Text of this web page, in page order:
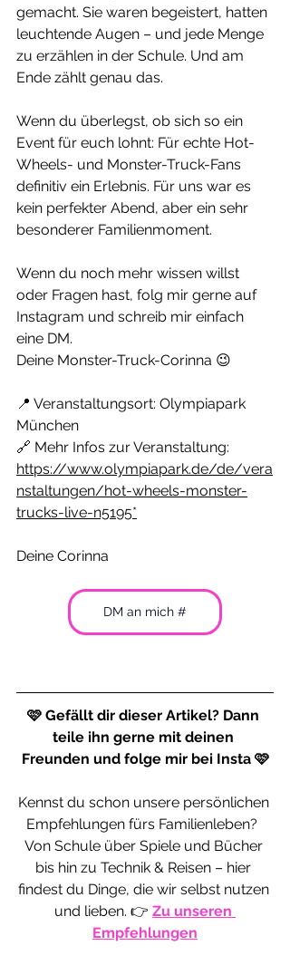
gemacht. Sie waren begeistert, hatten
leuchtende Augen – und jede Menge
zu erzählen in der Schule. Und am
Ende zählt genau das.
Wenn du überlegst, ob sich so ein
Event für euch lohnt: Für echte Hot-
Wheels- und Monster-Truck-Fans
definitiv ein Erlebnis. Für uns war es
kein perfekter Abend, aber ein sehr
besonderer Familienmoment.
Wenn du noch mehr wissen willst
oder Fragen hast, folg mir gerne auf
Instagram und schreib mir einfach
eine DM.
Deine Monster-Truck-Corinna 😉
📍 Veranstaltungsort: Olympiapark
München
🔗 Mehr Infos zur Veranstaltung:
https://www.olympiapark.de/de/vera
nstaltungen/hot-wheels-monster-
trucks-live-n5195*
Deine Corinna
DM an mich #
🩷 Gefällt dir dieser Artikel? Dann
teile ihn gerne mit deinen
Freunden und folge mir bei Insta 🩷
Kennst du schon unsere persönlichen
Empfehlungen fürs Familienleben?
Von Schule über Spiele und Bücher
bis hin zu Technik & Reisen – hier
findest du Dinge, die wir selbst nutzen
und lieben. 👉 Zu unseren
Empfehlungen